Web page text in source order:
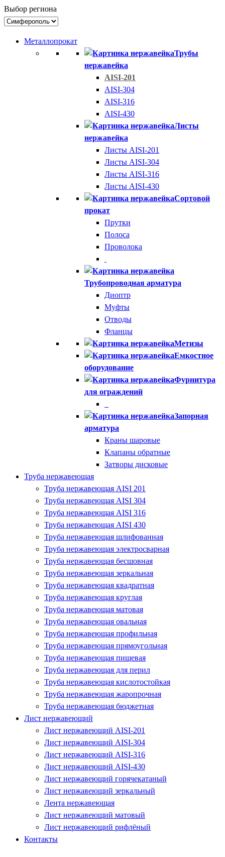
Выбор региона
Металлопрокат
Трубы
нержавейка
AISI-201
AISI-304
AISI-316
AISI-430
Листы
нержавейка
Листы AISI-201
Листы AISI-304
Листы AISI-316
Листы AISI-430
Сортовой
прокат
Прутки
Полоса
Проволока
Трубопроводная арматура
Диоптр
Муфты
Отводы
Фланцы
Метизы
Емкостное
оборудование
Фурнитура
для ограждений
Запорная
арматура
Краны шаровые
Клапаны обратные
Затворы дисковые
Труба нержавеющая
Труба нержавеющая AISI 201
Труба нержавеющая AISI 304
Труба нержавеющая AISI 316
Труба нержавеющая AISI 430
Труба нержавеющая шлифованная
Труба нержавеющая электросварная
Труба нержавеющая бесшовная
Труба нержавеющая зеркальная
Труба нержавеющая квадратная
Труба нержавеющая круглая
Труба нержавеющая матовая
Труба нержавеющая овальная
Труба нержавеющая профильная
Труба нержавеющая прямоугольная
Труба нержавеющая пищевая
Труба нержавеющая для перил
Труба нержавеющая кислотостойкая
Труба нержавеющая жаропрочная
Труба нержавеющая бюджетная
Лист нержавеющий
Лист нержавеющий AISI-201
Лист нержавеющий AISI-304
Лист нержавеющий AISI-316
Лист нержавеющий AISI-430
Лист нержавеющий горячекатаный
Лист нержавеющий зеркальный
Лента нержавеющая
Лист нержавеющий матовый
Лист нержавеющий рифлёный
Контакты